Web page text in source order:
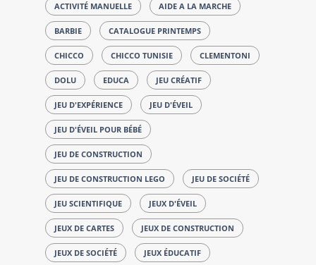
ACTIVITÉ MANUELLE AIDE A LA MARCHE
BARBIE CATALOGUE PRINTEMPS
CHICCO CHICCO TUNISIE CLEMENTONI
DOLU EDUCA JEU CRÉATIF
JEU D'EXPÉRIENCE JEU D'ÉVEIL
JEU D'ÉVEIL POUR BÉBÉ
JEU DE CONSTRUCTION
JEU DE CONSTRUCTION LEGO JEU DE SOCIÉTÉ
JEU SCIENTIFIQUE JEUX D'ÉVEIL
JEUX DE CARTES JEUX DE CONSTRUCTION
JEUX DE SOCIÉTÉ JEUX ÉDUCATIF